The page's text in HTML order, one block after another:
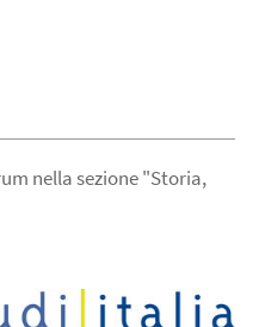
nella sezione "Storia,